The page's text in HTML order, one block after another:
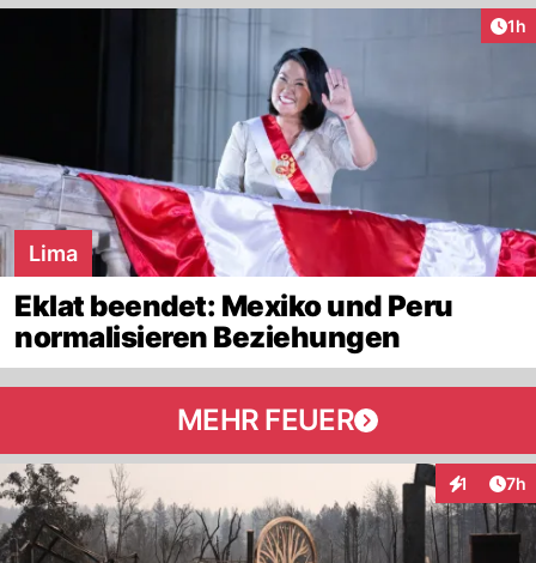
1h
Lima
Eklat beendet: Mexiko und Peru
normalisieren Beziehungen
MEHR FEUER
1 7h